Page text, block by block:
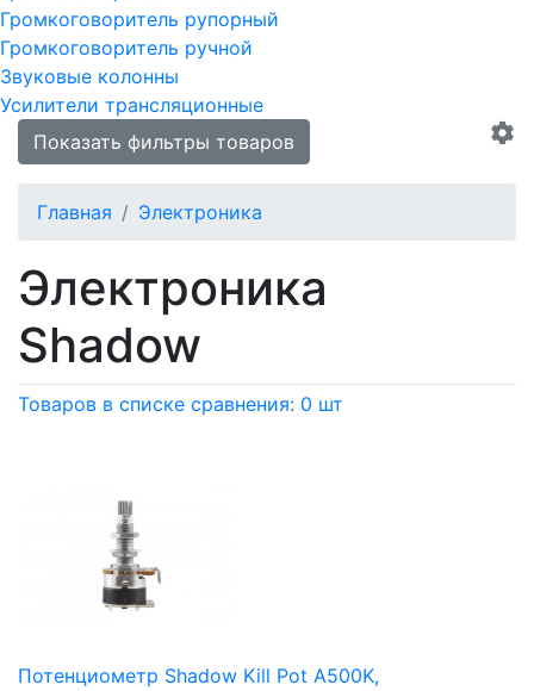
Громкоговоритель рупорный
Громкоговоритель ручной
Звуковые колонны
Усилители трансляционные
Показать фильтры товаров
Главная Электроника
Электроника
Shadow
Товаров в списке сравнения: 0 шт
Потенциометр Shadow Kill Pot A500K,